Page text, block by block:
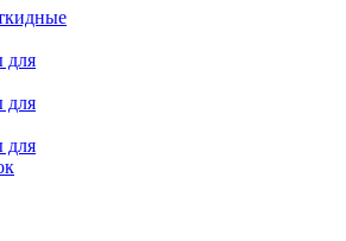
для
для
для